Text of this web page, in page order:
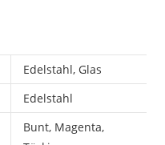
Edelstahl, Glas
Edelstahl
Bunt, Magenta,